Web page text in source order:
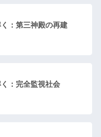
：第三神殿の再建
：完全監視社会